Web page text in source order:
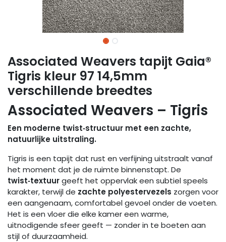
Associated Weavers tapijt Gaia®
Tigris kleur 97 14,5mm
verschillende breedtes
Associated Weavers – Tigris
Een moderne twist‑structuur met een zachte,
natuurlijke uitstraling.
Tigris is een tapijt dat rust en verfijning uitstraalt vanaf
het moment dat je de ruimte binnenstapt. De
twist‑textuurgeeft het oppervlak een subtiel speels
karakter, terwijl de zachte polyestervezels zorgen voor
een aangenaam, comfortabel gevoel onder de voeten.
Het is een vloer die elke kamer een warme,
uitnodigende sfeer geeft — zonder in te boeten aan
stijl of duurzaamheid.